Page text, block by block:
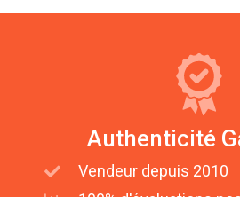
Authenticité
Vendeur depuis 2010